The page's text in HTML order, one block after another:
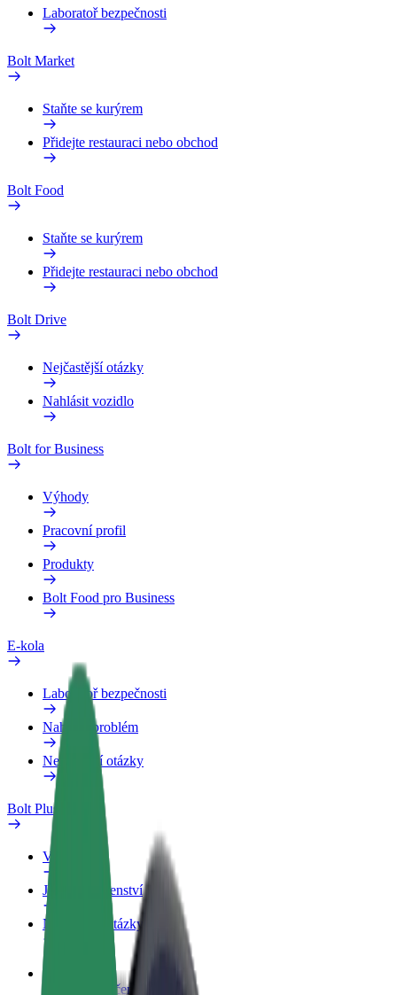
Laboratoř bezpečnosti
Bolt Market
Staňte se kurýrem
Přidejte restauraci nebo obchod
Bolt Food
Staňte se kurýrem
Přidejte restauraci nebo obchod
Bolt Drive
Nejčastější otázky
Nahlásit vozidlo
Bolt for Business
Výhody
Pracovní profil
Produkty
Bolt Food pro Business
E-kola
Laboratoř bezpečnosti
Nahlásit problém
Nejčastější otázky
Bolt Plus
Výhody
Jak získat členství
Nejčastější otázky
Staňte se řidičem